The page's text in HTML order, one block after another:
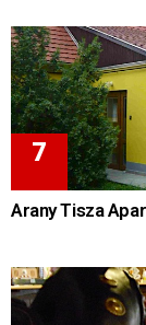
Arany Tisza